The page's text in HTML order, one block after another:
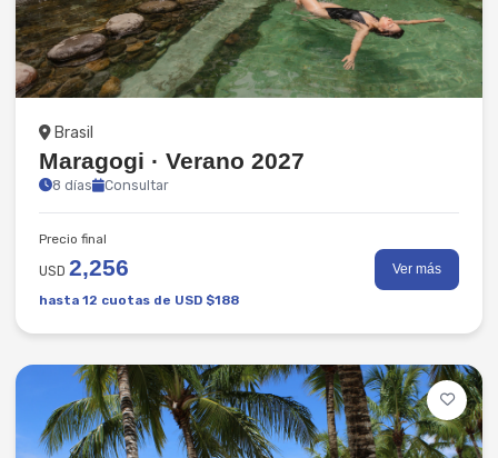
Brasil
Maragogi · Verano 2027
8 días Consultar
Precio final
USD 2,256
hasta 12 cuotas de USD $188
Ver más